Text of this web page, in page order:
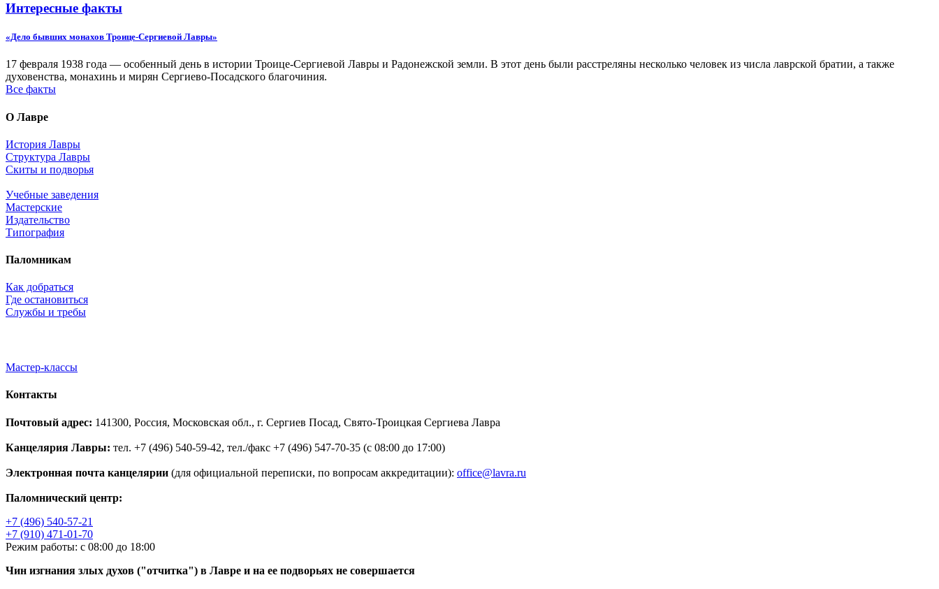
Интересные факты
«Дело бывших монахов Троице-Сергиевой Лавры»
17 февраля 1938 года — особенный день в истории Троице-Сергиевой Лавры и Радонежской земли. В этот день были расстреляны несколько человек из числа лаврской братии, а также
духовенства, монахинь и мирян Сергиево-Посадского благочиния.
Все факты
О Лавре
История Лавры
Структура Лавры
Скиты и подворья
Учебные заведения
Мастерские
Издательство
Типография
Паломникам
Как добраться
Где остановиться
Службы и требы
Мастер-классы
Контакты
Почтовый адрес: 141300, Россия, Московская обл., г. Сергиев Посад, Свято-Троицкая Сергиева Лавра
Канцелярия Лавры: тел. +7 (496) 540-59-42, тел./факс +7 (496) 547-70-35 (с 08:00 до 17:00)
Электронная почта канцелярии (для официальной переписки, по вопросам аккредитации): office@lavra.ru
Паломнический центр:
+7 (496) 540-57-21
+7 (910) 471-01-70
Режим работы: с 08:00 до 18:00
Чин изгнания злых духов ("отчитка") в Лавре и на ее подворьях не совершается